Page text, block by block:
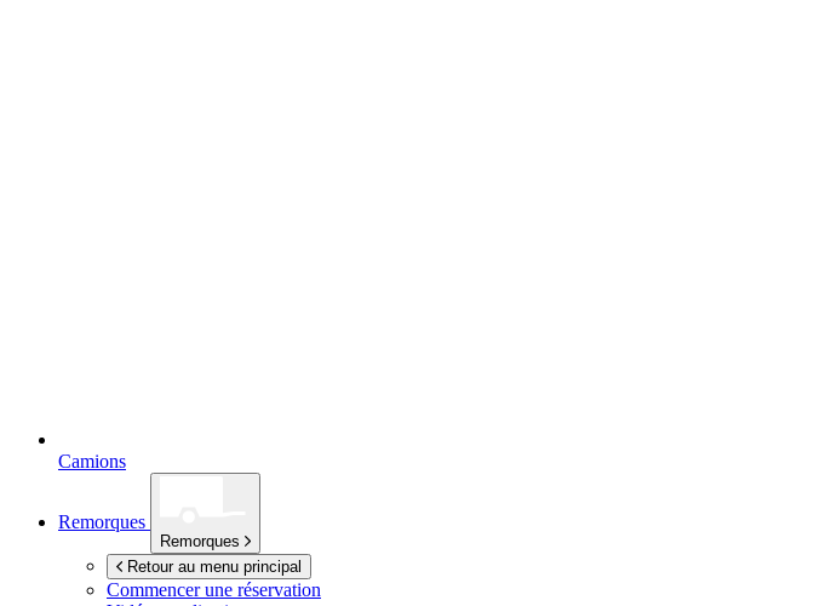
Camions
Remorques
Remorques
Retour au menu principal
Commencer une réservation